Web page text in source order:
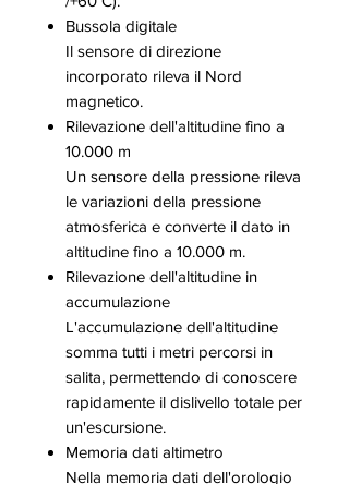
Bussola digitale
Il sensore di direzione
incorporato rileva il Nord
magnetico.
Rilevazione dell'altitudine fino a
10.000 m
Un sensore della pressione rileva
le variazioni della pressione
atmosferica e converte il dato in
altitudine fino a 10.000 m.
Rilevazione dell'altitudine in
accumulazione
L'accumulazione dell'altitudine
somma tutti i metri percorsi in
salita, permettendo di conoscere
rapidamente il dislivello totale per
un'escursione.
Memoria dati altimetro
Nella memoria dati dell'orologio